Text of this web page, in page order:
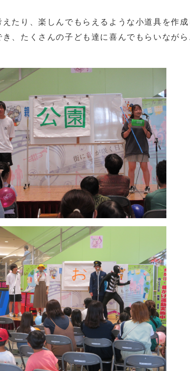
たり、楽しんでもらえるような小道具を作成
、たくさんの子ども達に喜んでもらいなが